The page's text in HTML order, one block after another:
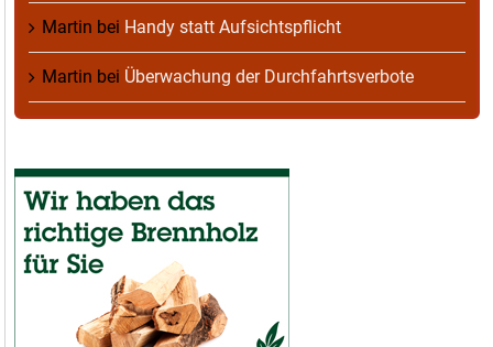
Martin bei Handy statt Aufsichtspflicht
Martin bei Überwachung der Durchfahrtsverbote